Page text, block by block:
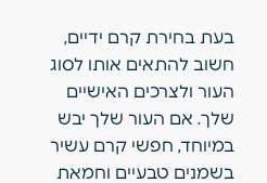
בעת בחירת קרם ידיים,
חשוב להתאים אותו לסוג
העור ולצרכים האישיים
שלך. אם העור שלך יבש
במיוחד, חפשי קרם עשיר
בשמנים טבעיים וחמאת